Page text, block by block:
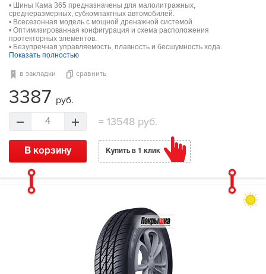
• Шины Кама 365 предназначены для малолитражных,
среднеразмерных, субкомпактных автомобилей.
• Всесезонная модель с мощной дренажной системой.
• Оптимизированная конфигурация и схема расположения
протекторных элементов.
• Безупречная управляемость, плавность и бесшумность хода.
Показать полностью
в закладки сравнить
3387 руб.
4 = 13548 руб.
В корзину Купить в 1 клик